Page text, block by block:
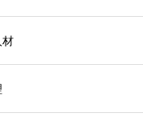
材